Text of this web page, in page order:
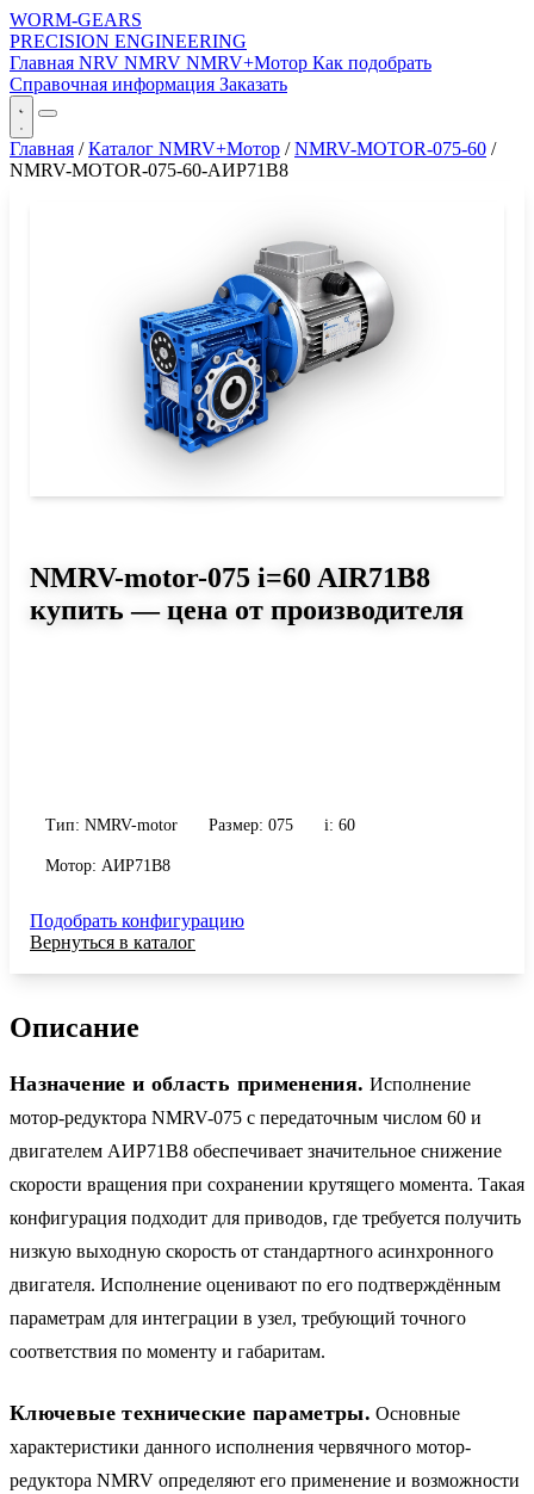
WORM-GEARS
PRECISION ENGINEERING
Главная NRV NMRV NMRV+Мотор Как подобрать
Справочная информация Заказать
Главная / Каталог NMRV+Мотор / NMRV-MOTOR-075-60 /
NMRV-MOTOR-075-60-АИР71B8
NMRV-motor-075 i=60 AIR71B8
купить — цена от производителя
Тип: NMRV-motor Размер: 075 i: 60
Мотор: АИР71B8
Подобрать конфигурацию
Вернуться в каталог
Описание
Назначение и область применения. Исполнение
мотор-редуктора NMRV-075 с передаточным числом 60 и
двигателем АИР71B8 обеспечивает значительное снижение
скорости вращения при сохранении крутящего момента. Такая
конфигурация подходит для приводов, где требуется получить
низкую выходную скорость от стандартного асинхронного
двигателя. Исполнение оценивают по его подтверждённым
параметрам для интеграции в узел, требующий точного
соответствия по моменту и габаритам.
Ключевые технические параметры. Основные
характеристики данного исполнения червячного мотор-
редуктора NMRV определяют его применение и возможности